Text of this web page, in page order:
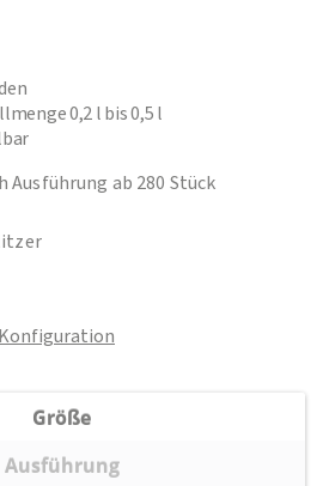
0,2 l bis 0,5 l
Ausführung ab 280 Stück
Größe
Ausführung